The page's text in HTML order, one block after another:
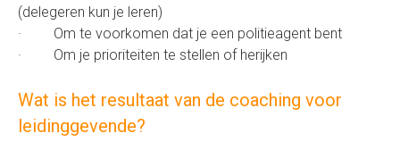
(delegeren kun je leren)
· Om te voorkomen dat je een politieagent bent
· Om je prioriteiten te stellen of herijken
Wat is het resultaat van de coaching voor
leidinggevende?